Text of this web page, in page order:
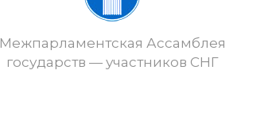
Межпарламентская Ассамблея
государств — участников СНГ